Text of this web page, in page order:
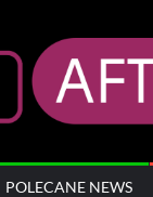
POLECANE NEWS